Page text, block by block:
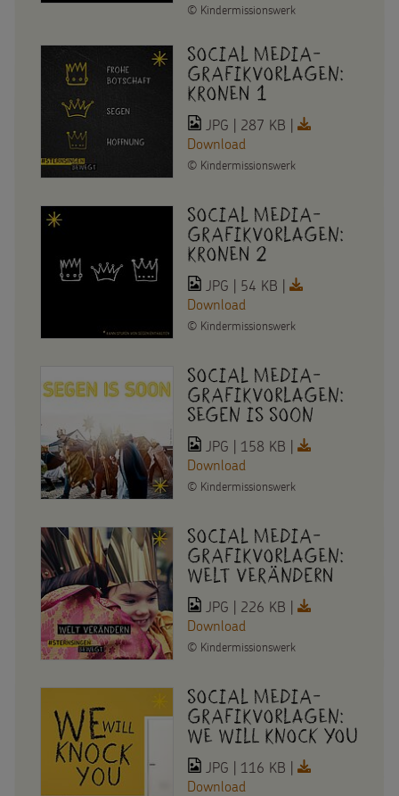
© Kindermissionswerk
Social Media-
Grafikvorlagen:
Kronen 1
JPG | 287 KB |
Download
© Kindermissionswerk
Social Media-
Grafikvorlagen:
Kronen 2
JPG | 54 KB |
Download
© Kindermissionswerk
Social Media-
Grafikvorlagen:
Segen is soon
JPG | 158 KB |
Download
© Kindermissionswerk
Social Media-
Grafikvorlagen:
Welt verändern
JPG | 226 KB |
Download
© Kindermissionswerk
Social Media-
Grafikvorlagen:
We will knock you
JPG | 116 KB |
Download